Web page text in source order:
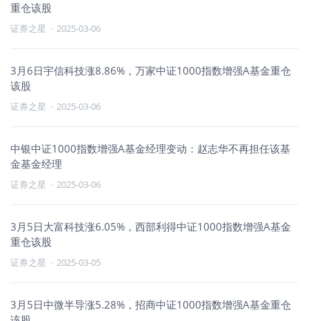
重仓该股
证券之星 · 2025-03-06
3月6日宇信科技涨8.86%，万家中证1000指数增强A基金重仓
该股
证券之星 · 2025-03-06
中银中证1000指数增强A基金经理变动：赵志华不再担任该基
金基金经理
证券之星 · 2025-03-06
3月5日大富科技涨6.05%，西部利得中证1000指数增强A基金
重仓该股
证券之星 · 2025-03-05
3月5日中微半导涨5.28%，招商中证1000指数增强A基金重仓